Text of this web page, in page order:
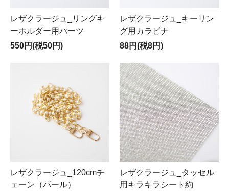
レザクラージュ_リングキ
ーホルダー用パーツ
550円(税50円)
レザクラージュ_キーリン
グ用カラビナ
88円(税8円)
レザクラージュ_120cmチ
ェーン（パール）
レザクラージュ_タッセル
用キラキラシート約